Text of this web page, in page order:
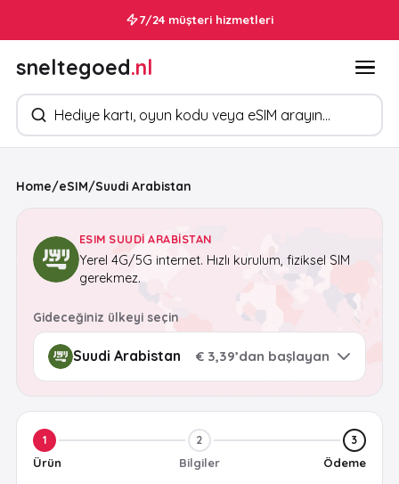
30 saniye içinde e-postanızda
7/24 müşteri hizmetleri
sneltegoed.nl
Ürün arayın
Home/eSIM/Suudi Arabistan
ESIM SUUDI ARABISTAN
Yerel 4G/5G internet. Hızlı kurulum, fiziksel SIM
gerekmez.
Gideceğiniz ülkeyi seçin
€ 3,39’dan başlayan
1
Ürün
2
Bilgiler
3
Ödeme